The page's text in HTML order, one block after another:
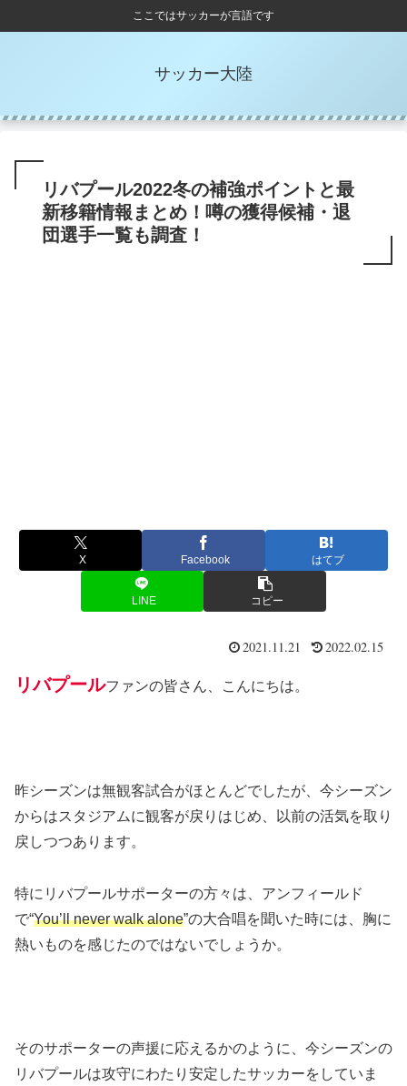
ここではサッカーが言語です
サッカー大陸
リバプール2022冬の補強ポイントと最
新移籍情報まとめ！噂の獲得候補・退
団選手一覧も調査！
X Facebook はてブ
LINE コピー
2021.11.21 2022.02.15
リバプールファンの皆さん、こんにちは。
昨シーズンは無観客試合がほとんどでしたが、今シーズン
からはスタジアムに観客が戻りはじめ、以前の活気を取り
戻しつつあります。
特にリバプールサポーターの方々は、アンフィールド
で“You’ll never walk alone”の大合唱を聞いた時には、胸に
熱いものを感じたのではないでしょうか。
そのサポーターの声援に応えるかのように、今シーズンの
リバプールは攻守にわたり安定したサッカーをしていま